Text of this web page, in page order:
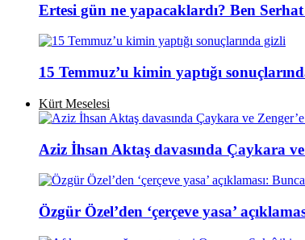
Ertesi gün ne yapacaklardı? Ben
15 Temmuz’u kimin yaptığı
Kürt Meselesi
Aziz İhsan Aktaş davasında Çaykara
Özgür Özel’den ‘çerçeve yasa’